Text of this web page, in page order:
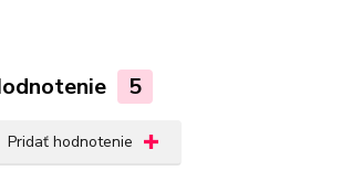
5
Pridať hodnotenie